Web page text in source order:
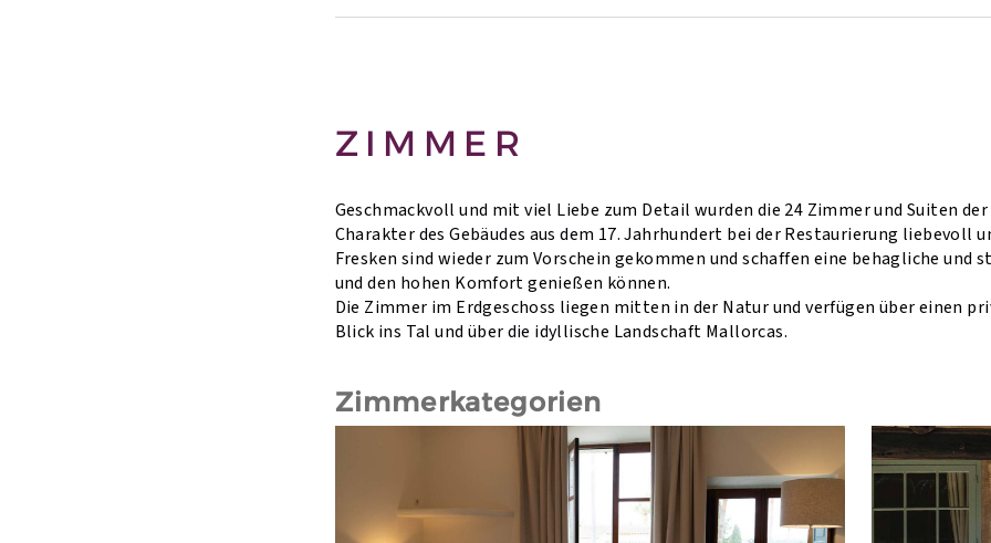
ZIMMER
Geschmackvoll und mit viel Liebe zum Detail wurden die 24 Zimmer und Suiten
Charakter des Gebäudes aus dem 17. Jahrhundert bei der Restaurierung
Fresken sind wieder zum Vorschein gekommen und schaffen eine behagliche
und den hohen Komfort genießen können.
Die Zimmer im Erdgeschoss liegen mitten in der Natur und verfügen über einen
Blick ins Tal und über die idyllische Landschaft Mallorcas.
Zimmerkategorien